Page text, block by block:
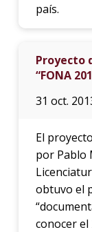
país.
Proyecto
“FONA
31 oct.
El
por Pablo
obtuvo el
conocer el